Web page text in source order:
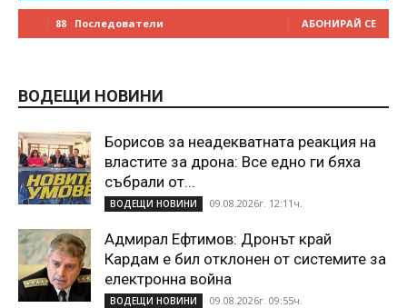
88 Последователи АБОНИРАЙ СЕ
ВОДЕЩИ НОВИНИ
Борисов за неадекватната реакция на
властите за дрона: Все едно ги бяха
събрали от...
ВОДЕЩИ НОВИНИ 09.08.2026г. 12:11ч.
Адмирал Ефтимов: Дронът край
Кардам е бил отклонен от системите за
електронна война
ВОДЕЩИ НОВИНИ 09.08.2026г. 09:55ч.